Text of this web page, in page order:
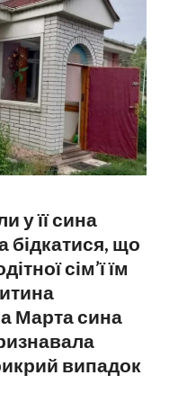
у її сина
бідкатися, що
сім’ї їм
Марта сина
випадок